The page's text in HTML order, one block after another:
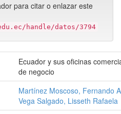
para citar o enlazar este
handle/datos/3794
Ecuador y sus oficinas
de negocio
Martínez Moscoso, Fernando
Vega Salgado, Lisseth Rafaela